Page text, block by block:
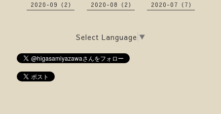
2020-09（2） 2020-08（2） 2020-07（7）
Select Language ▼